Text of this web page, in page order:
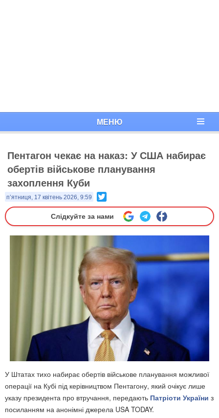
МЕНЮ
Пентагон чекає на наказ: У США набирає
обертів військове планування
захоплення Куби
п’ятниця, 17 квітень 2026, 9:59
Слідкуйте за нами
У Штатах тихо набирає обертів військове планування можливої
операції на Кубі під керівництвом Пентагону, який очікує лише
указу президента про втручання, передають Патріоти України з
посиланням на анонімні джерела USA TODAY.